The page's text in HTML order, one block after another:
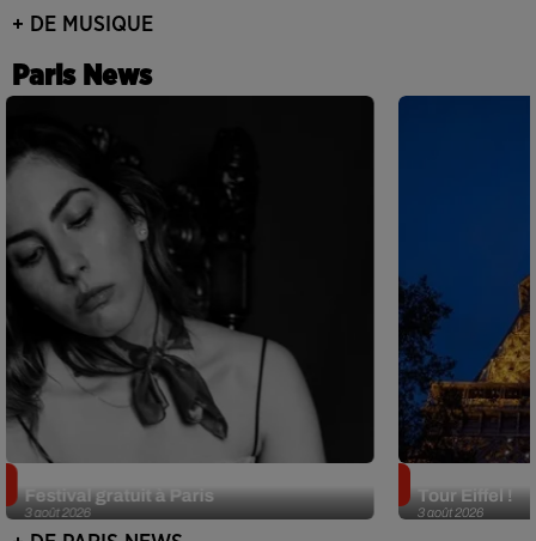
+ DE MUSIQUE
Paris News
3 août 2026
Festival gratuit à Paris
3 août 2026
Tour Eiffel !